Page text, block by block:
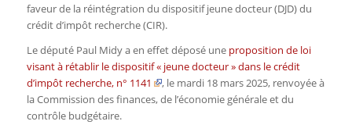
faveur de la réintégration du dispositif jeune docteur (DJD) du
crédit d’impôt recherche (CIR).
Le député Paul Midy a en effet déposé une proposition de loi
visant à rétablir le dispositif « jeune docteur » dans le crédit
d’impôt recherche, n° 1141
, le mardi 18 mars 2025, renvoyée à
la Commission des finances, de l’économie générale et du
contrôle budgétaire.